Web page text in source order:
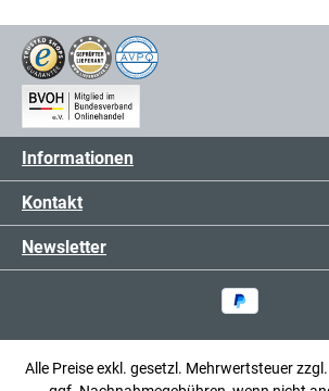
Informationen
Kontakt
Newsletter
Alle Preise exkl. gesetzl. Mehrwertsteuer zzgl.